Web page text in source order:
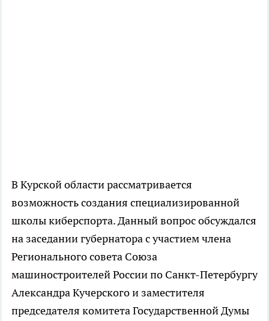
В Курской области рассматривается
возможность создания специализированной
школы киберспорта. Данный вопрос обсуждался
на заседании губернатора с участием члена
Регионального совета Союза
машиностроителей России по Санкт-Петербургу
Александра Кучерского и заместителя
председателя комитета Государственной Думы